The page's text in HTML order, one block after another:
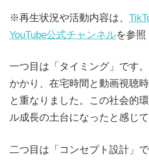
※再生状況や活動内容は、
YouTube公式チャンネルを参照
一つ目は「タイミング」です
かかり、在宅時間と動画視聴
と重なりました。この社会的
ル成長の土台になったと感じて
二つ目は「コンセプト設計」